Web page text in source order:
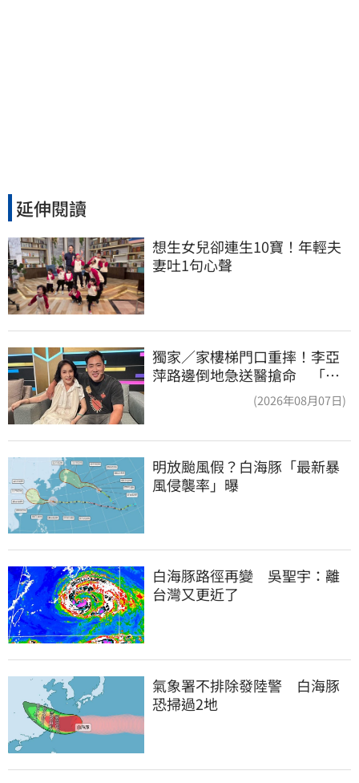
延伸閱讀
想生女兒卻連生10寶！年輕夫
妻吐1句心聲
獨家／家樓梯門口重摔！李亞
萍路邊倒地急送醫搶命 「最
(2026年08月07日)
明放颱風假？白海豚「最新暴
風侵襲率」曝
白海豚路徑再變　吳聖宇：離
台灣又更近了
氣象署不排除發陸警　白海豚
恐掃過2地